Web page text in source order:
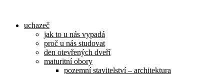
obsahuuchazeč
jak to u nás vypadá
proč u nás studovat
den otevřených dveří
maturitní obory
pozemní stavitelství – architektura